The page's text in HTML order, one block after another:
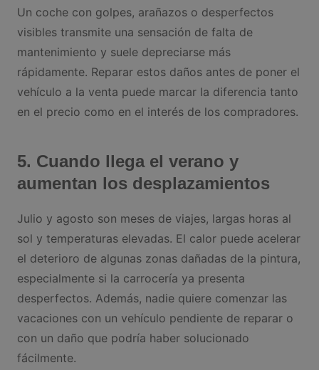
Un coche con golpes, arañazos o desperfectos
visibles transmite una sensación de falta de
mantenimiento y suele depreciarse más
rápidamente. Reparar estos daños antes de poner el
vehículo a la venta puede marcar la diferencia tanto
en el precio como en el interés de los compradores.
5. Cuando llega el verano y
aumentan los desplazamientos
Julio y agosto son meses de viajes, largas horas al
sol y temperaturas elevadas. El calor puede acelerar
el deterioro de algunas zonas dañadas de la pintura,
especialmente si la carrocería ya presenta
desperfectos. Además, nadie quiere comenzar las
vacaciones con un vehículo pendiente de reparar o
con un daño que podría haber solucionado
fácilmente.